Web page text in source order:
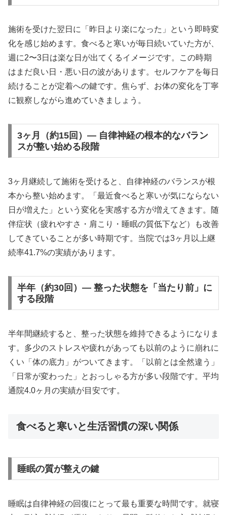
施術を受けた翌日に「昨日より楽になった」という即時変
化を感じ始めます。食べると寒いが毎日続いていた方が、
週に2〜3日は楽な日が出てくるイメージです。この時期
はまだ良い日・悪い日の波があります。セルフケアを毎日
続けることが定着への鍵です。焦らず、お体の変化を丁寧
に観察しながら進めていきましょう。
3ヶ月（約15回）— 自律神経の根本的なバラン
スが整い始める段階
3ヶ月継続して施術を受けると、自律神経のバランスが根
本から整い始めます。「最近食べると寒いが気にならない
日が増えた」という変化を実感する方が増えてきます。随
伴症状（疲れやすさ・肩こり・睡眠の質低下など）も改善
してきていることが多い時期です。当院では3ヶ月以上継
続率41.7%の実績があります。
半年（約30回）— 整った状態を「当たり前」に
する段階
半年間継続すると、整った状態を維持できるようになりま
す。多少のストレスや疲れがあっても以前のように崩れに
くい「体の底力」がついてきます。「以前とは全然違う」
「日常が変わった」とおっしゃる方が多い段階です。平均
通院4.0ヶ月の実績が目安です。
食べると寒いと生活習慣の深い関係
睡眠の質が整えの鍵
睡眠は自律神経の回復にとって最も重要な時間です。就寝